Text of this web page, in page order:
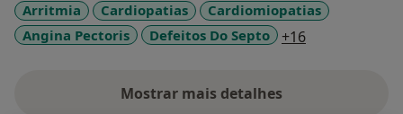
Arritmia Cardiopatias
Cardiomiopatias
Angina Pectoris
Defeitos Do Septo +16
Mostrar mais detalhes
sobre a experiência